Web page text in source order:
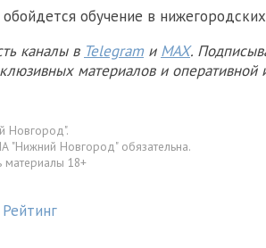
обучение в нижегородских
каналы в Telegram и MAX.
материалов и
Новгород".
"Нижний Новгород" обязательна.
материалы 18+
Рейтинг